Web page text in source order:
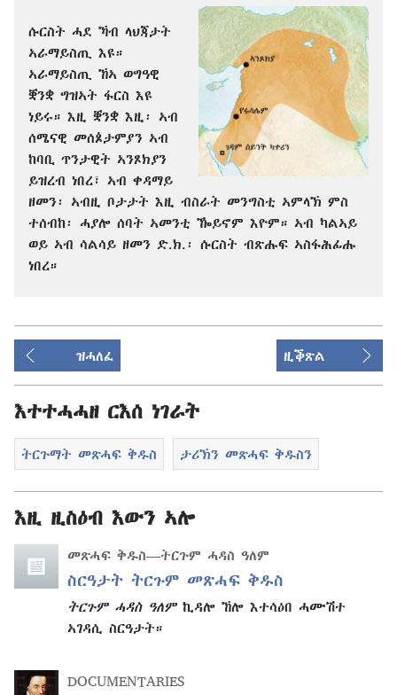
ሱርስት ሓደ ኻብ ላህጃታት
ኣራማይስጢ እዩ።
ኣራማይስጢ ኸኣ ወግዓዊ
ቛንቋ ግዝኣት ፋርስ እዩ
ነይሩ። እዚ ቛንቋ እዚ፡ ኣብ
ሰሜናዊ መሰጶታምያን ኣብ
ከባቢ ጥንታዊት ኣንጾክያን
ይዝረብ ነበረ፣ ኣብ ቀዳማይ
ዘመን፡ ኣብዚ ቦታታት እዚ ብስራት መንግስቲ ኣምላኽ ምስ
ተሰብከ፡ ሓያሎ ሰባት ኣመንቲ ዀይኖም እዮም። ኣብ ካልኣይ
ወይ ኣብ ሳልሳይ ዘመን ድ.ክ.፡ ሱርስት ብጽሑፍ ኣስፋሕፊሑ
ነበረ።
ዝሓለፈ ዚቕጽል
እተተሓሓዘ ርእሰ ነገራት
ትርጉማት መጽሓፍ ቅዱስ ታሪኽን መጽሓፍ ቅዱስን
እዚ ዚስዕብ እውን ኣሎ
መጽሓፍ ቅዱስ—ትርጉም ሓዳስ ዓለም
ስርዓታት ትርጉም መጽሓፍ ቅዱስ
ትርጉም ሓዳስ ዓለምኪዳሎ ኸሎ እተሳዕበ ሓሙሽተ
ኣገዳሲ ስርዓታት።
DOCUMENTARIES